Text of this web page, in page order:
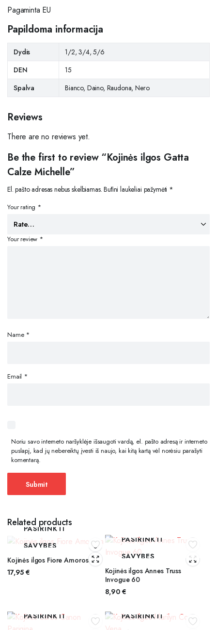
Pagaminta EU
Papildoma informacija
Dydis
1/2, 3/4, 5/6
DEN
15
Spalva
Bianco, Daino, Raudona, Nero
Reviews
There are no reviews yet.
Be the first to review “Kojinės ilgos Gatta
Calze Michelle”
El. pašto adresas nebus skelbiamas. Būtini laukeliai pažymėti *
Your rating *
Your review *
Name *
Email *
Noriu savo interneto naršyklėje išsaugoti vardą, el. pašto adresą ir interneto
puslapį, kad jų nebereiktų įvesti iš naujo, kai kitą kartą vėl norėsiu parašyti
komentarą.
Related products
PASIRINKTI
SAVYBES
Kojinės ilgos Fiore Amorosa
17,95€
PASIRINKTI
SAVYBES
Kojinės ilgos Annes Truss
Invogue 60
8,90 €
PASIRINKTI
PASIRINKTI